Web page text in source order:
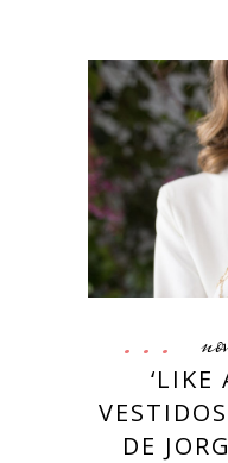
‘LIKE
DE